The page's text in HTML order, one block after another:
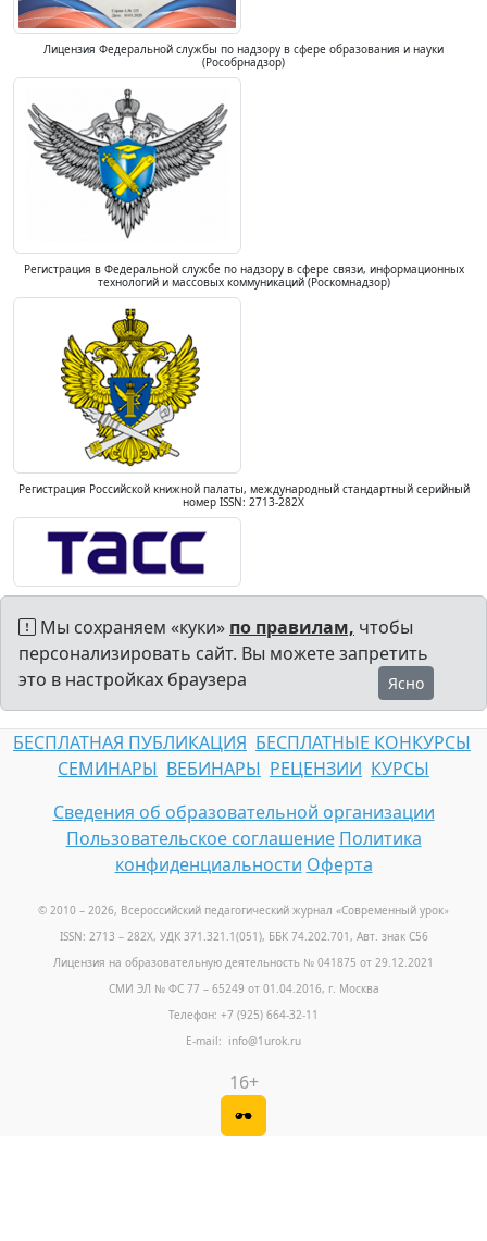
Лицензия Федеральной службы по надзору в сфере образования и науки
(Рособрнадзор)
Регистрация в Федеральной службе по надзору в сфере связи, информационных
технологий и массовых коммуникаций (Роскомнадзор)
Регистрация Российской книжной палаты, международный стандартный серийный
номер ISSN: 2713-282X
Мы сохраняем «куки» по правилам, чтобы
персонализировать сайт. Вы можете запретить
это в настройках браузера
Ясно
БЕСПЛАТНАЯ ПУБЛИКАЦИЯ БЕСПЛАТНЫЕ КОНКУРСЫ
СЕМИНАРЫ ВЕБИНАРЫ РЕЦЕНЗИИ КУРСЫ
Сведения об образовательной организации
Пользовательское соглашение Политика
конфиденциальности Оферта
© 2010 – 2026, Всероссийский педагогический журнал «Современный урок»
ISSN: 2713 – 282X, УДК 371.321.1(051), ББК 74.202.701, Авт. знак С56
Лицензия на образовательную деятельность № 041875 от 29.12.2021
СМИ ЭЛ № ФС 77 – 65249 от 01.04.2016, г. Москва
Телефон: +7 (925) 664-32-11
E-mail: info@1urok.ru
16+